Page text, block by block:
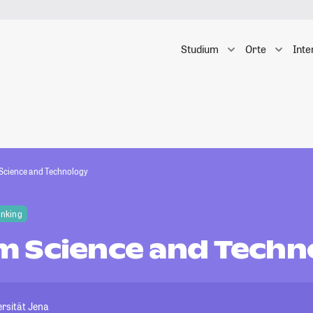
Studium Orte
and Technology
Science and
Jena